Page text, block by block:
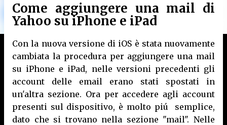
Come aggiungere una mail di
Yahoo su iPhone e iPad
Con la nuova versione di iOS è stata nuovamente
cambiata la procedura per aggiungere una mail
su iPhone e iPad, nelle versioni precedenti gli
account delle email erano stati spostati in
un'altra sezione. Ora per accedere agli account
presenti sul dispositivo, è molto piú semplice,
dato che si trovano nella sezione "mail". Nelle